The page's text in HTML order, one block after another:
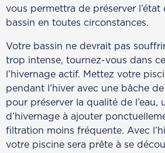
vous permettra de préserver l’état
bassin en toutes circonstances.
Votre bassin ne devrait pas
trop intense, tournez-vous dans
l’hivernage actif. Mettez votre
pendant l’hiver avec une bâche
pour préserver la qualité de l’eau,
d’hivernage à ajouter
filtration moins fréquente. Avec
votre piscine sera prête à se